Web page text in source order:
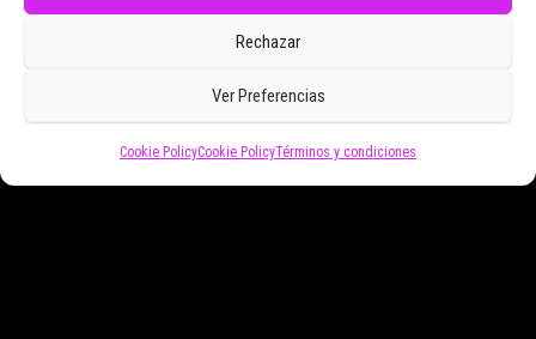
Rechazar
Ver Preferencias
Cookie PolicyCookie PolicyTérminos y condiciones
Funciona gracias aWordPress |Tema:Envo Magazine